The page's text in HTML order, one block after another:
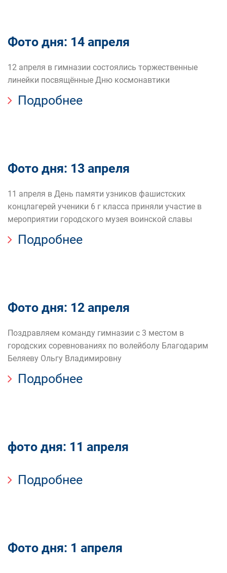
Фото дня: 14 апреля
12 апреля в гимназии состоялись торжественные
линейки посвящённые Дню космонавтики
Подробнее
Фото дня: 13 апреля
11 апреля в День памяти узников фашистских
концлагерей ученики 6 г класса приняли участие в
мероприятии городского музея воинской славы
Подробнее
Фото дня: 12 апреля
Поздравляем команду гимназии с 3 местом в
городских соревнованиях по волейболу Благодарим
Беляеву Ольгу Владимировну
Подробнее
фото дня: 11 апреля
Подробнее
Фото дня: 1 апреля